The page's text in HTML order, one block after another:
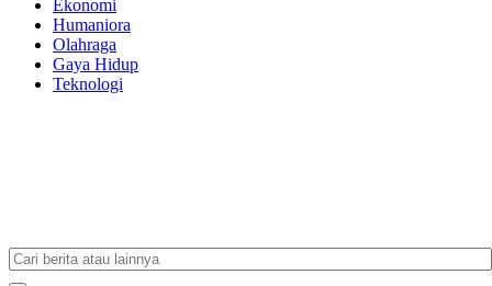
Ekonomi
Humaniora
Olahraga
Gaya Hidup
Teknologi